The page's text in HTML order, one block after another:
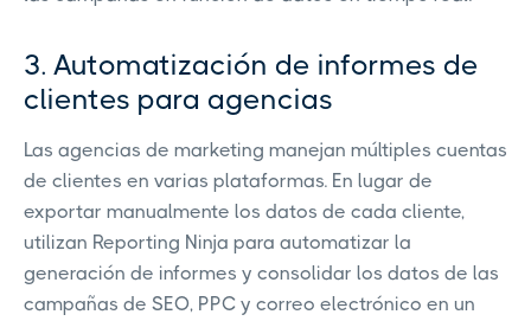
3. Automatización de informes de
clientes para agencias
Las agencias de marketing manejan múltiples cuentas
de clientes en varias plataformas. En lugar de
exportar manualmente los datos de cada cliente,
utilizan Reporting Ninja para automatizar la
generación de informes y consolidar los datos de las
campañas de SEO, PPC y correo electrónico en un